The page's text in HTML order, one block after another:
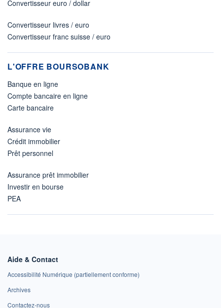
Convertisseur euro / dollar
Convertisseur livres / euro
Convertisseur franc suisse / euro
L'OFFRE BOURSOBANK
Banque en ligne
Compte bancaire en ligne
Carte bancaire
Assurance vie
Crédit immobilier
Prêt personnel
Assurance prêt immobilier
Investir en bourse
PEA
Aide & Contact
Accessibilité Numérique (partiellement conforme)
Archives
Contactez-nous